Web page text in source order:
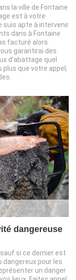
la ville de Fontaine
est à votre
suis apte à intervenir
dans à Fontaine
facturé alors
garantirai des
d’abattage quel
plus que votre appel,
dangereuse
si ce dernier est
dangereux pour les
un danger